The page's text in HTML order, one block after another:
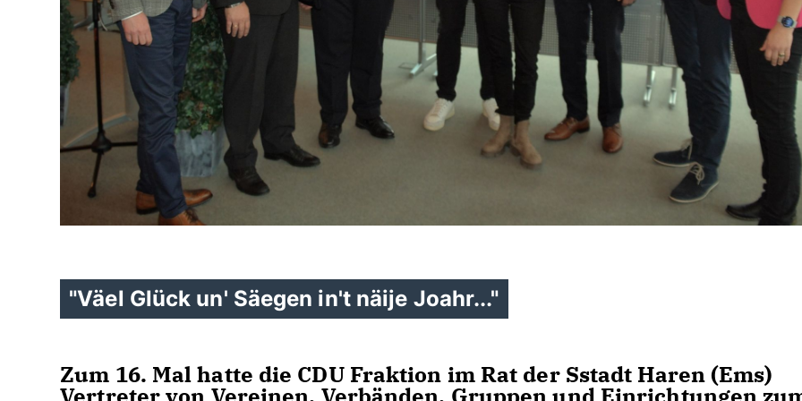
"Väel Glück un' Säegen in't näije Joahr..."
Zum 16. Mal hatte die CDU Fraktion im Rat der Sstadt Haren (Ems)